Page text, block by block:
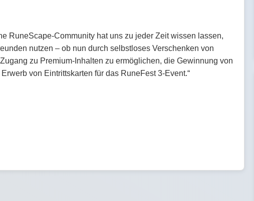
RuneScape-Community hat uns zu jeder Zeit wissen lassen,
nutzen – ob nun durch selbstloses Verschenken von
zu Premium-Inhalten zu ermöglichen, die Gewinnung von
von Eintrittskarten für das RuneFest 3-Event.“